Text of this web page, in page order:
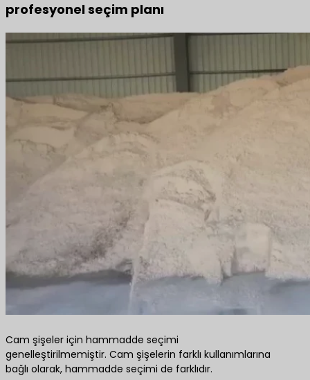
profesyonel seçim planı
Cam şişeler için hammadde seçimi
genelleştirilmemiştir. Cam şişelerin farklı kullanımlarına
bağlı olarak, hammadde seçimi de farklıdır.